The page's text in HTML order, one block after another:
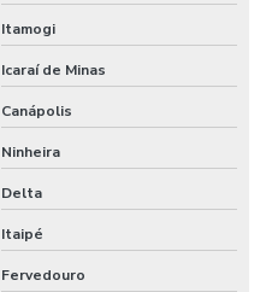
Itamogi
Icaraí de Minas
Canápolis
Ninheira
Delta
Itaipé
Fervedouro